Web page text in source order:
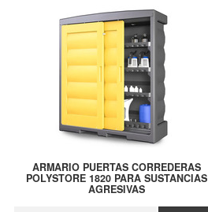
ARMARIO PUERTAS CORREDERAS
POLYSTORE 1820 PARA SUSTANCIAS
AGRESIVAS